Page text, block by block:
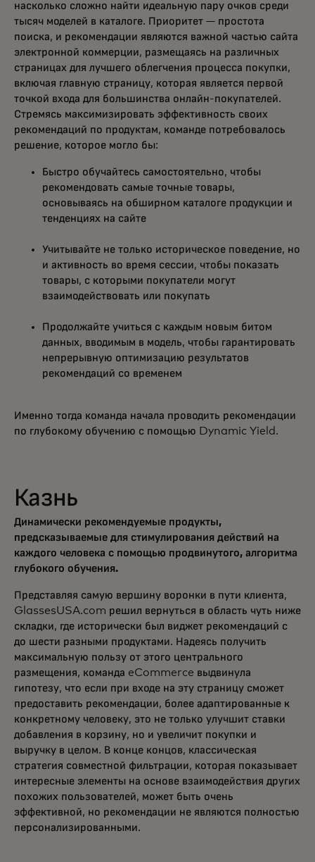
насколько сложно найти идеальную пару очков среди
тысяч моделей в каталоге. Приоритет — простота
поиска, и рекомендации являются важной частью сайта
электронной коммерции, размещаясь на различных
страницах для лучшего облегчения процесса покупки,
включая главную страницу, которая является первой
точкой входа для большинства онлайн-покупателей.
Стремясь максимизировать эффективность своих
рекомендаций по продуктам, команде потребовалось
решение, которое могло бы:
Быстро обучайтесь самостоятельно, чтобы
рекомендовать самые точные товары,
основываясь на обширном каталоге продукции и
тенденциях на сайте
Учитывайте не только историческое поведение, но
и активность во время сессии, чтобы показать
товары, с которыми покупатели могут
взаимодействовать или покупать
Продолжайте учиться с каждым новым битом
данных, вводимым в модель, чтобы гарантировать
непрерывную оптимизацию результатов
рекомендаций со временем
Именно тогда команда начала проводить рекомендации
по глубокому обучению с помощью Dynamic Yield.
Казнь
Динамически рекомендуемые продукты,
предсказываемые для стимулирования действий на
каждого человека с помощью продвинутого, алгоритма
глубокого обучения.
Представляя самую вершину воронки в пути клиента,
GlassesUSA.com решил вернуться в область чуть ниже
складки, где исторически был виджет рекомендаций с
до шести разными продуктами. Надеясь получить
максимальную пользу от этого центрального
размещения, команда eCommerce выдвинула
гипотезу, что если при входе на эту страницу сможет
предоставить рекомендации, более адаптированные к
конкретному человеку, это не только улучшит ставки
добавления в корзину, но и увеличит покупки и
выручку в целом. В конце концов, классическая
стратегия совместной фильтрации, которая показывает
интересные элементы на основе взаимодействия других
похожих пользователей, может быть очень
эффективной, но рекомендации не являются полностью
персонализированными.